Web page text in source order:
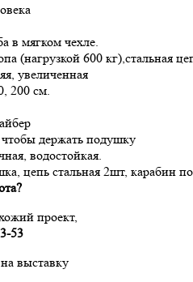
в мягком чехле.
(нагрузкой 600 кг),стальная
увеличенная
200 см.
держать подушку
водостойкая.
цепь стальная 2шт, карабин
проект,
53
выставку